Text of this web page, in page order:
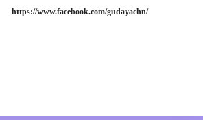
https://www.facebook.com/gudayachn/